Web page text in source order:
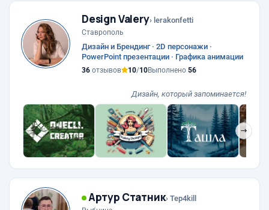
Design Valery› lerakonfetti
Ставрополь
Дизайн и Брендинг · 2D персонажи ·
PowerPoint презентации · Графика анимации
36 отзывов 10/10Выполнено 56
Дизайн, который запоминается!
❯
Артур Статник› Tep4kill